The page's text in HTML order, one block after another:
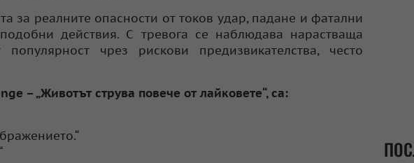
реалните опасности от токов удар, падане и фатални
действия. С тревога се наблюдава нарастваща
чрез рискови предизвикателства, често
– „Животът струва повече от лайковете“, са: